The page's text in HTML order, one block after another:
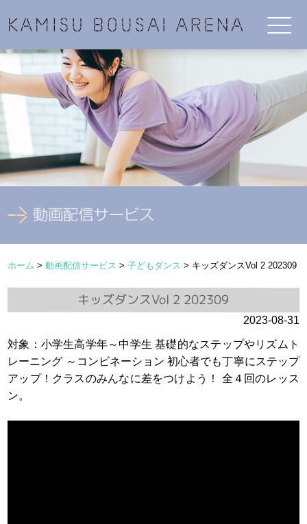
ホーム >動画配信サービス >子どもダンス > キッズダンスVol 2 202309
キッズダンスVol 2 202309
2023-08-31
対象：小学生高学年～中学生 基礎的なステップやリズムト
レーニング ～コンビネーション 初心者でも丁寧にステップ
アップ！クラスのみんなに差をつけよう！ 全４回のレッス
ン。